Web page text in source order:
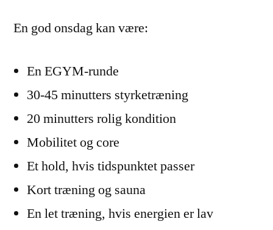
En god onsdag kan være:
En EGYM-runde
30-45 minutters styrketræning
20 minutters rolig kondition
Mobilitet og core
Et hold, hvis tidspunktet passer
Kort træning og sauna
En let træning, hvis energien er lav